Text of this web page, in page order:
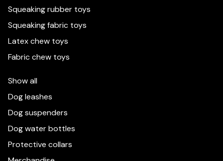
Squeaking rubber toys
Squeaking fabric toys
Latex chew toys
Fabric chew toys
Show all
Dog leashes
Dog suspenders
Dog water bottles
Protective collars
опыт работы с этим веб-сайтом. Более подробная
информация опубликована: